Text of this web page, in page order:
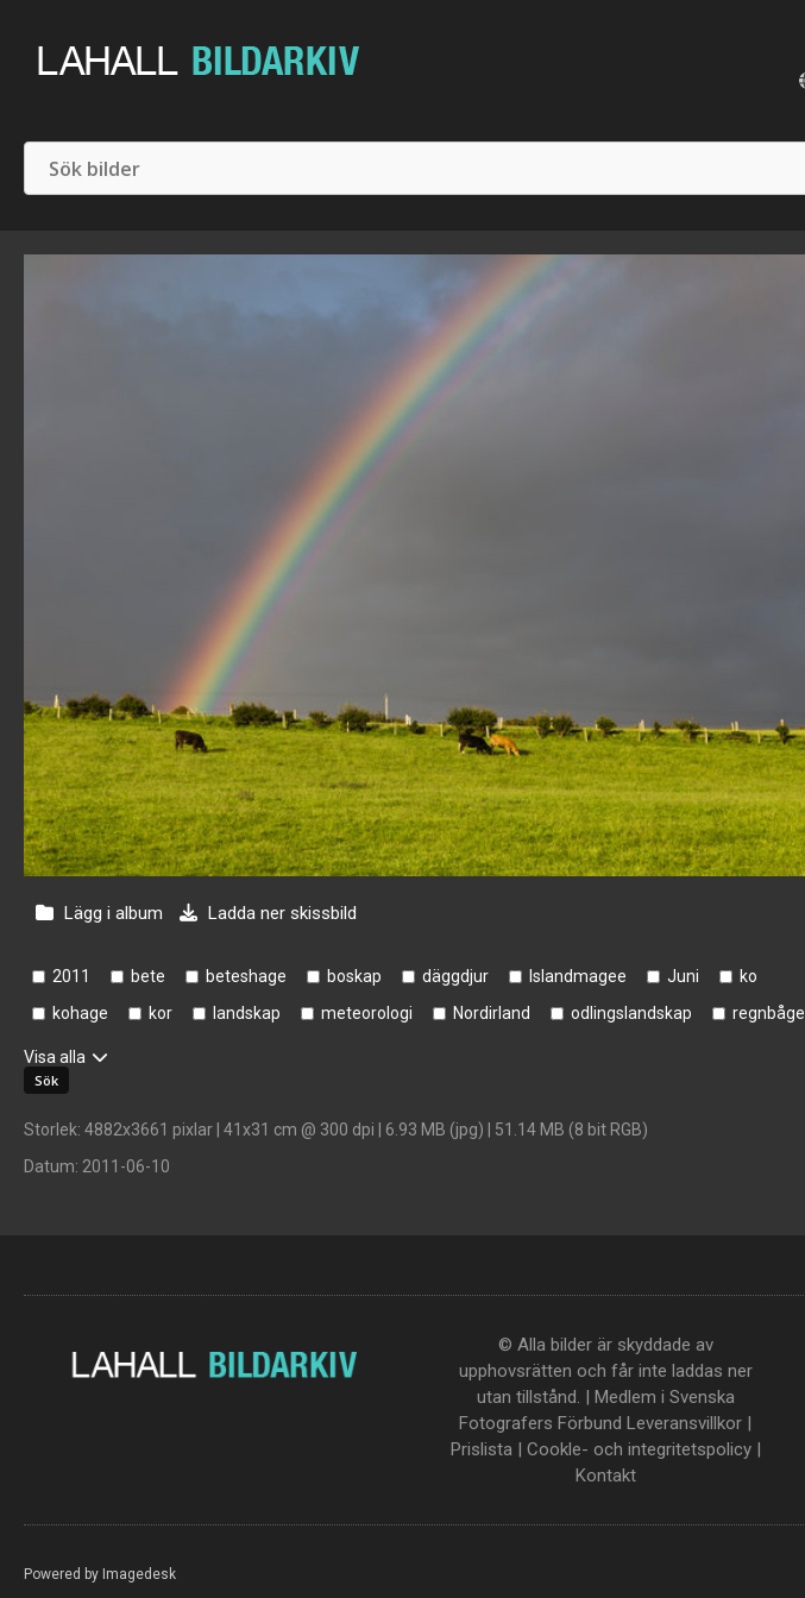
Lägg i album Ladda ner skissbild
2011 bete beteshage boskap däggdjur Islandmagee Juni
ko
kohage
kor landskap meteorologi Nordirland odlingslandskap regnbåge
Visa alla
Storlek: 4882x3661 pixlar | 41x31 cm @ 300 dpi | 6.93 MB (jpg) | 51.14 MB (8 bit RGB)
Datum: 2011-06-10
© Alla bilder är skyddade av
upphovsrätten och får inte laddas ner
utan tillstånd. | Medlem i Svenska
Fotografers Förbund Leveransvillkor |
Prislista| Cookle- och integritetspolicy|
Kontakt
Powered by Imagedesk